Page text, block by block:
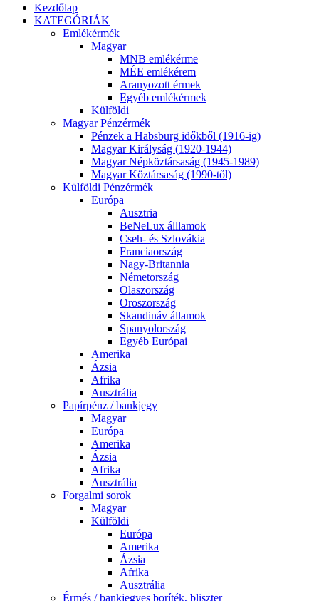
Kezdőlap
KATEGÓRIÁK
Emlékérmék
Magyar
MNB emlékérme
MÉE emlékérem
Aranyozott érmek
Egyéb emlékérmek
Külföldi
Magyar Pénzérmék
Pénzek a Habsburg időkből (1916-ig)
Magyar Királyság (1920-1944)
Magyar Népköztársaság (1945-1989)
Magyar Köztársaság (1990-től)
Külföldi Pénzérmék
Európa
Ausztria
BeNeLux álllamok
Cseh- és Szlovákia
Franciaország
Nagy-Britannia
Németország
Olaszország
Oroszország
Skandináv államok
Spanyolország
Egyéb Európai
Amerika
Ázsia
Afrika
Ausztrália
Papírpénz / bankjegy
Magyar
Európa
Amerika
Ázsia
Afrika
Ausztrália
Forgalmi sorok
Magyar
Külföldi
Európa
Amerika
Ázsia
Afrika
Ausztrália
Érmés / bankjegyes boríték, bliszter